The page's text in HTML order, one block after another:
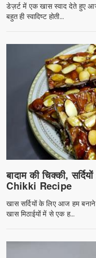
डेज़र्ट में एक खास स्वाद देते हुए
बहुत ही स्वादिष्ट होती...
बादाम की चिक्की,
Chikki Recipe
खास सर्दियों के लिए आज हम बनाने
खास मिठाईयों में से एक ह...